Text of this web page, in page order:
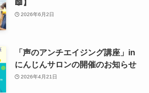
📖】
2026年6月2日
「声のアンチエイジング講座」in
にんじんサロンの開催のお知らせ
2026年4月21日